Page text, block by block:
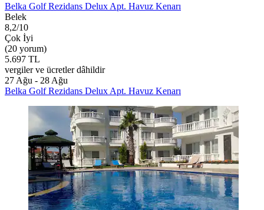
Belka Golf Rezidans Delux Apt. Havuz Kenarı
Belek
8,2/10
Çok İyi
(20 yorum)
5.697 TL
vergiler ve ücretler dâhildir
27 Ağu - 28 Ağu
Belka Golf Rezidans Delux Apt. Havuz Kenarı